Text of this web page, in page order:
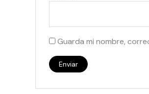
Guarda mi nombre,